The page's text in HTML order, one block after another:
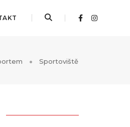
Sportoviště